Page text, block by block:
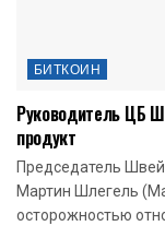
БИТКОИН
Руководитель ЦБ
продукт
Председатель
Мартин Шлегель
осторожностью